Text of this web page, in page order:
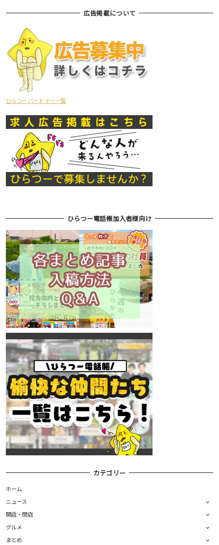
広告掲載について
ひらつーパートナー一覧
ひらつー電話帳加入者様向け
カテゴリー
ホーム
ニュース
開店・閉店
グルメ
まとめ